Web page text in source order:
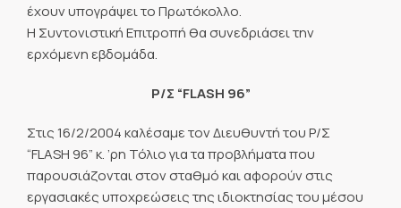
έχουν υπογράψει το Πρωτόκολλο.
Η Συντονιστική Επιτροπή θα συνεδριάσει την
ερχόμενη εβδομάδα.
Ρ/Σ “FLASH 96”
Στις 16/2/2004 καλέσαμε τον Διευθυντή του Ρ/Σ
“FLASH 96” κ. ’ρη Τόλιο για τα προβλήματα που
παρουσιάζονται στον σταθμό και αφορούν στις
εργασιακές υποχρεώσεις της ιδιοκτησίας του μέσου